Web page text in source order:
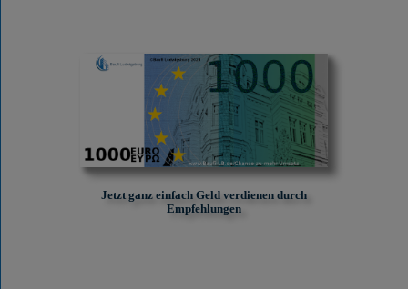
Jetzt ganz einfach Geld verdienen durch
Empfehlungen